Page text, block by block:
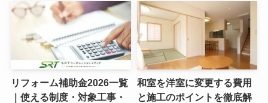
リフォーム補助金2026一覧
｜使える制度・対象工事・
和室を洋室に変更する費用
と施工のポイントを徹底解